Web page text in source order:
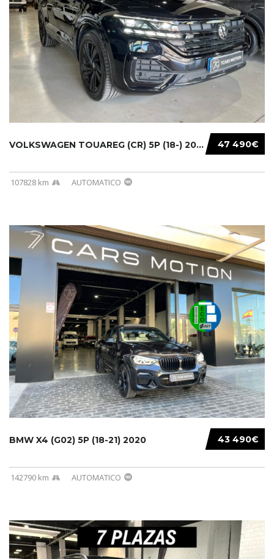
47 490€
VOLKSWAGEN TOUAREG (CR) 5P (18-) 2021...
107828 km AUTOMATICO
43 490€
BMW X4 (G02) 5P (18-21) 2020
142790 km AUTOMATICO